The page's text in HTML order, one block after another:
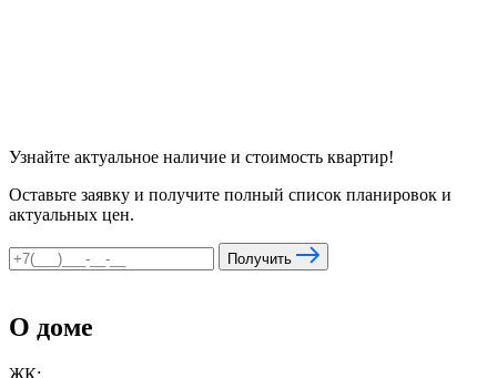
Узнайте актуальное наличие и стоимость квартир!
Оставьте заявку и получите полный список планировок и
актуальных цен.
Получить
О доме
ЖК: